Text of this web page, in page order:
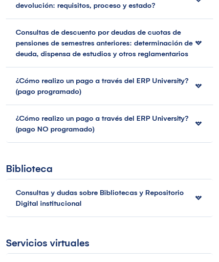
devolución: requisitos, proceso y estado?
Consultas de descuento por deudas de cuotas de
pensiones de semestres anteriores: determinación de
deuda, dispensa de estudios y otros reglamentarios
¿Cómo realizo un pago a través del ERP University?
(pago programado)
¿Cómo realizo un pago a través del ERP University?
(pago NO programado)
Biblioteca
Consultas y dudas sobre Bibliotecas y Repositorio
Digital institucional
Servicios virtuales